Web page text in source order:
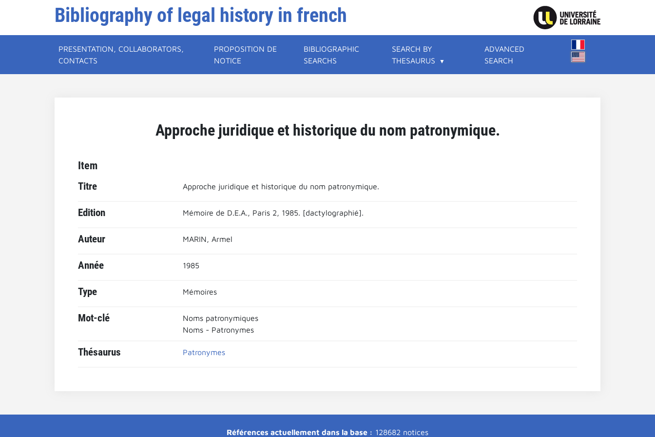
Bibliography of legal history in french
PRESENTATION, COLLABORATORS,
CONTACTS
PROPOSITION DE
NOTICE
BIBLIOGRAPHIC
SEARCHS
SEARCH BY
THESAURUS
ADVANCED
SEARCH
Approche juridique et historique du nom patronymique.
Item
Titre Approche juridique et historique du nom patronymique.
Edition Mémoire de D.E.A., Paris 2, 1985. [dactylographié].
Auteur MARIN, Armel
Année 1985
Type Mémoires
Mot-clé
Noms patronymiques
Noms - Patronymes
Thésaurus Patronymes
Références actuellement dans la base : 128682 notices